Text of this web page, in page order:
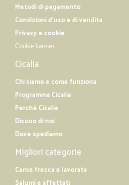
Metodi di pagamento
Condizioni d'uso e di vendita
Privacy e cookie
Cookie banner
Cicalia
Chi siamo e come funziona
Programma Cicalia
Perché Cicalia
Dicono di noi
Dove spediamo
Migliori categorie
Carne fresca e lavorata